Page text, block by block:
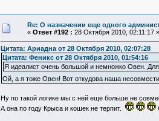
Re: О назначении еще одного
« Ответ #192 : 28 Октября 2010, 02:11:17 »
Цитата: Ариадна от 28 Октября 2010, 02:07:28
Цитата: Феникс от 28 Октября 2010, 01:54:16
Я идеалист очень большой и немножко Овен.
Ой, а я тоже Овен! Вот откудова наша
Ну по такой логике мы с ней еще больше не
А она по году Крыса и кошек не терпит.